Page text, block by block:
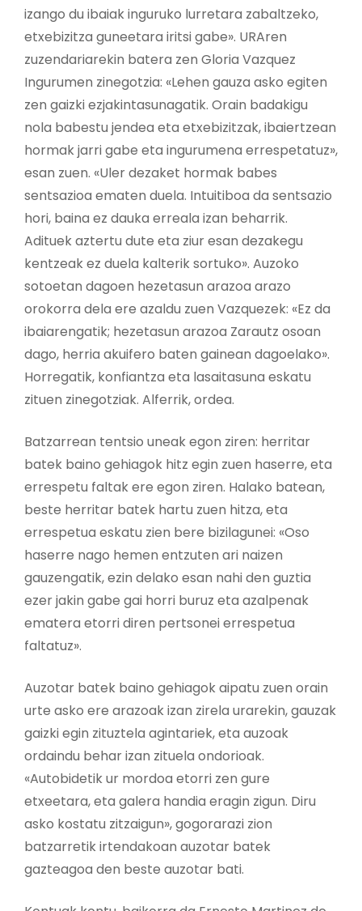
izango du ibaiak inguruko lurretara zabaltzeko,
etxebizitza guneetara iritsi gabe». URAren
zuzendariarekin batera zen Gloria Vazquez
Ingurumen zinegotzia: «Lehen gauza asko egiten
zen gaizki ezjakintasunagatik. Orain badakigu
nola babestu jendea eta etxebizitzak, ibaiertzean
hormak jarri gabe eta ingurumena errespetatuz»,
esan zuen. «Uler dezaket hormak babes
sentsazioa ematen duela. Intuitiboa da sentsazio
hori, baina ez dauka erreala izan beharrik.
Adituek aztertu dute eta ziur esan dezakegu
kentzeak ez duela kalterik sortuko». Auzoko
sotoetan dagoen hezetasun arazoa arazo
orokorra dela ere azaldu zuen Vazquezek: «Ez da
ibaiarengatik; hezetasun arazoa Zarautz osoan
dago, herria akuifero baten gainean dagoelako».
Horregatik, konfiantza eta lasaitasuna eskatu
zituen zinegotziak. Alferrik, ordea.
Batzarrean tentsio uneak egon ziren: herritar
batek baino gehiagok hitz egin zuen haserre, eta
errespetu faltak ere egon ziren. Halako batean,
beste herritar batek hartu zuen hitza, eta
errespetua eskatu zien bere bizilagunei: «Oso
haserre nago hemen entzuten ari naizen
gauzengatik, ezin delako esan nahi den guztia
ezer jakin gabe gai horri buruz eta azalpenak
ematera etorri diren pertsonei errespetua
faltatuz».
Auzotar batek baino gehiagok aipatu zuen orain
urte asko ere arazoak izan zirela urarekin, gauzak
gaizki egin zituztela agintariek, eta auzoak
ordaindu behar izan zituela ondorioak.
«Autobidetik ur mordoa etorri zen gure
etxeetara, eta galera handia eragin zigun. Diru
asko kostatu zitzaigun», gogorarazi zion
batzarretik irtendakoan auzotar batek
gazteagoa den beste auzotar bati.